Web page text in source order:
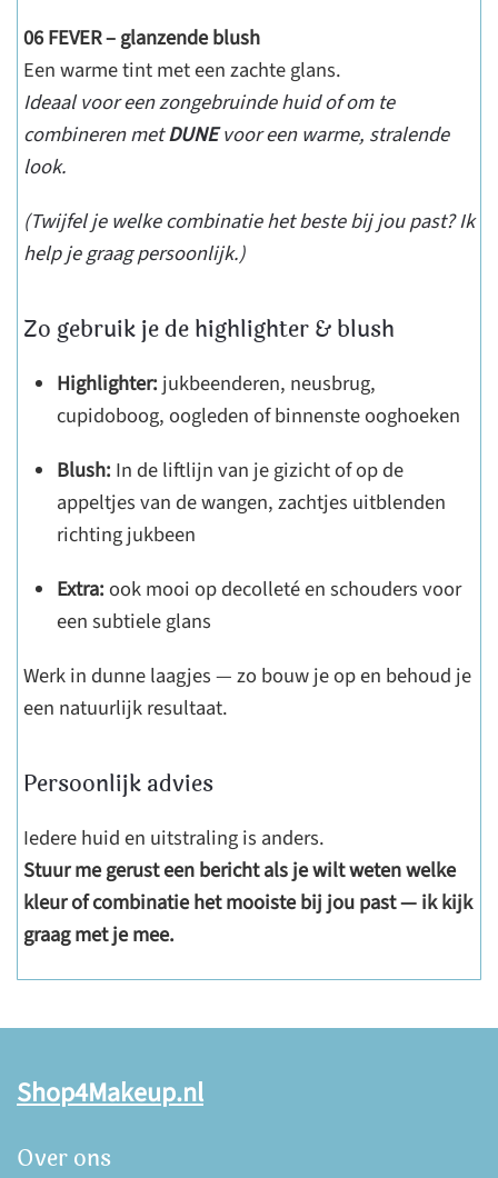
06 FEVER – glanzende blush
Een warme tint met een zachte glans.
Ideaal voor een zongebruinde huid of om te
combineren metDUNEvoor een warme, stralende
look.
(Twijfel je welke combinatie het beste bij jou past? Ik
help je graag persoonlijk.)
Zo gebruik je de highlighter & blush
Highlighter: jukbeenderen, neusbrug,
cupidoboog, oogleden of binnenste ooghoeken
Blush: In de liftlijn van je gizicht of op de
appeltjes van de wangen, zachtjes uitblenden
richting jukbeen
Extra:ook mooi op decolleté en schouders voor
een subtiele glans
Werk in dunne laagjes — zo bouw je op en behoud je
een natuurlijk resultaat.
Persoonlijk advies
Iedere huid en uitstraling is anders.
Stuur me gerust een bericht als je wilt weten welke
kleur of combinatie het mooiste bij jou past — ik kijk
graag met je mee.
Shop4Makeup.nl
Over ons